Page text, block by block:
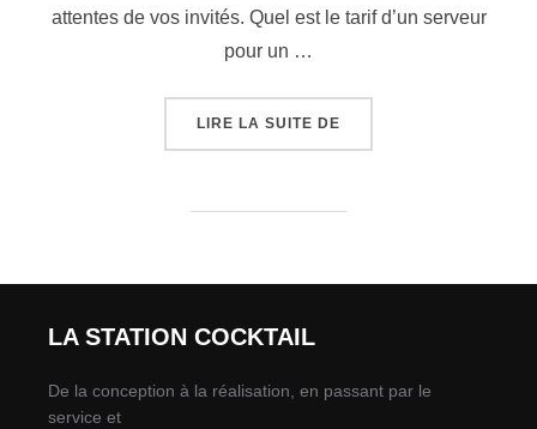
attentes de vos invités. Quel est le tarif d’un serveur
pour un …
LIRE LA SUITE DE
LA STATION COCKTAIL
De la conception à la réalisation, en passant par le
service et